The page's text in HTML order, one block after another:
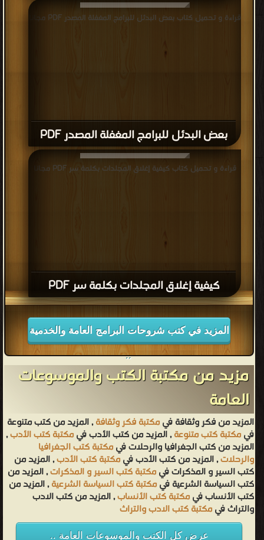
قراءة و تحميل كتاب الموسوعة الحاسوبية الجزء الاول PDF مجانا
بعض البدئل للبرامج المغفلة المصدر PDF
قراءة و تحميل كتاب بعض البدئل للبرامج المغفلة المصدر PDF مجانا
كيفية إغلاق المجلدات بكلمة سر PDF
قراءة و تحميل كتاب كيفية إغلاق المجلدات بكلمة سر PDF مجانا
المزيد في كتب شروحات البرامج العامة والخدمية
..
مزيد من مكتبة الكتب والموسوعات
العامة
المزيد من فكر وثقافة فيمكتبة فكر وثقافة, المزيد من كتب متنوعة
فيمكتبة كتب متنوعة, المزيد من كتب الأدب فيمكتبة كتب الأدب,
المزيد من كتب الجغرافيا والرحلات فيمكتبة كتب الجغرافيا
والرحلات, المزيد من كتب الأدب فيمكتبة كتب الأدب, المزيد من
كتب السير و المذكرات فيمكتبة كتب السير و المذكرات, المزيد من
كتب السياسة الشرعية فيمكتبة كتب السياسة الشرعية, المزيد من
كتب الأنساب فيمكتبة كتب الأنساب, المزيد من كتب الادب
والتراث فيمكتبة كتب الادب والتراث
عرض كل الكتب والموسوعات العامة ..